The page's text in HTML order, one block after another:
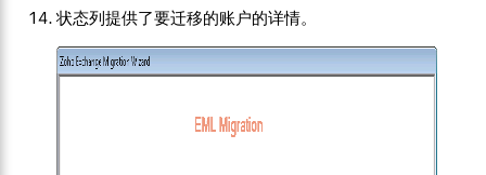
状态列提供了要迁移的账户的详情。